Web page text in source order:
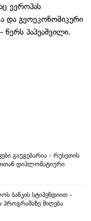
ევროპას
და გეოეკონომიკური
წერს პაპუაშვილი.
გაუგებარია - რუსეთის
დიპლომატიური
ბანკის სტიპენდიით -
მიღება